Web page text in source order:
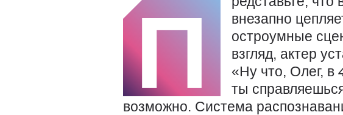
П
внезапно
остроумные
взгляд, актер
«Ну что, Олег, в
ты
возможно. Система